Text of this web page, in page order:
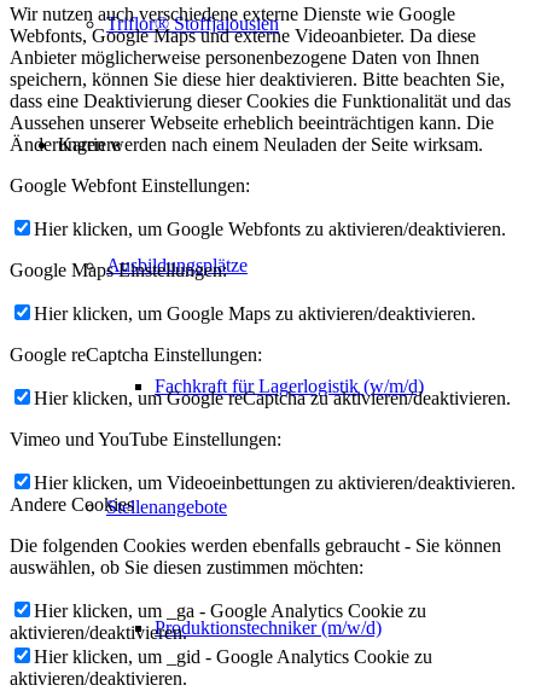
Triflor® Stoffjalousien
Karriere
Ausbildungsplätze
Fachkraft für Lagerlogistik (w/m/d)
Stellenangebote
Produktionstechniker (m/w/d)
Wir nutzen auch verschiedene externe Dienste wie Google
Webfonts, Google Maps und externe Videoanbieter. Da diese
Anbieter möglicherweise personenbezogene Daten von Ihnen
speichern, können Sie diese hier deaktivieren. Bitte beachten Sie,
dass eine Deaktivierung dieser Cookies die Funktionalität und das
Aussehen unserer Webseite erheblich beeinträchtigen kann. Die
Änderungen werden nach einem Neuladen der Seite wirksam.
Google Webfont Einstellungen:
Hier klicken, um Google Webfonts zu aktivieren/deaktivieren.
Google Maps Einstellungen:
Hier klicken, um Google Maps zu aktivieren/deaktivieren.
Google reCaptcha Einstellungen:
Hier klicken, um Google reCaptcha zu aktivieren/deaktivieren.
Vimeo und YouTube Einstellungen:
Hier klicken, um Videoeinbettungen zu aktivieren/deaktivieren.
Andere Cookies
Die folgenden Cookies werden ebenfalls gebraucht - Sie können
auswählen, ob Sie diesen zustimmen möchten:
Hier klicken, um _ga - Google Analytics Cookie zu
aktivieren/deaktivieren.
Hier klicken, um _gid - Google Analytics Cookie zu
aktivieren/deaktivieren.